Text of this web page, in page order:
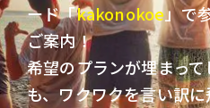
ード「kakonokoe」で
ご案内！
希望のプランが埋まっ
も、ワクワクを言い訳